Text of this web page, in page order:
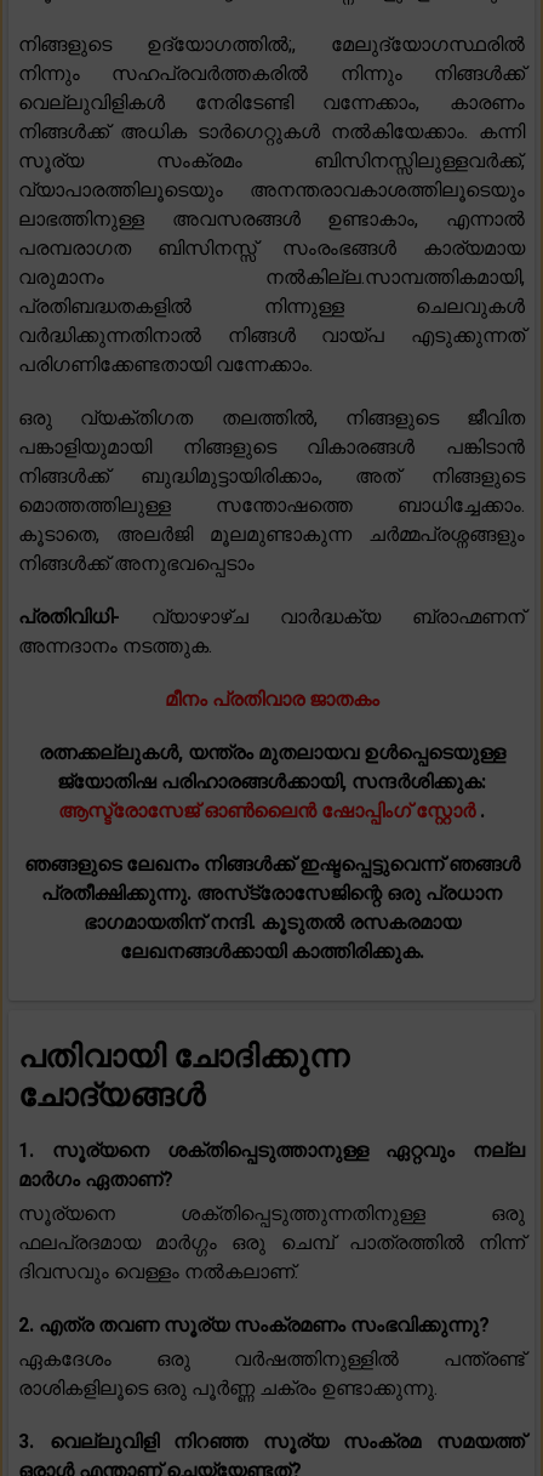
നിങ്ങളുടെ ഉദ്യോഗത്തിൽ;, മേലുദ്യോഗസ്ഥരിൽ
നിന്നും സഹപ്രവർത്തകരിൽ നിന്നും നിങ്ങൾക്ക്
വെല്ലുവിളികൾ നേരിടേണ്ടി വന്നേക്കാം, കാരണം
നിങ്ങൾക്ക് അധിക ടാർഗെറ്റുകൾ നൽകിയേക്കാം. കന്നി
സൂര്യ സംക്രമം ബിസിനസ്സിലുള്ളവർക്ക്,
വ്യാപാരത്തിലൂടെയും അനന്തരാവകാശത്തിലൂടെയും
ലാഭത്തിനുള്ള അവസരങ്ങൾ ഉണ്ടാകാം, എന്നാൽ
പരമ്പരാഗത ബിസിനസ്സ് സംരംഭങ്ങൾ കാര്യമായ
വരുമാനം നൽകില്ല.സാമ്പത്തികമായി,
പ്രതിബദ്ധതകളിൽ നിന്നുള്ള ചെലവുകൾ
വർദ്ധിക്കുന്നതിനാൽ നിങ്ങൾ വായ്പ എടുക്കുന്നത്
പരിഗണിക്കേണ്ടതായി വന്നേക്കാം.
ഒരു വ്യക്തിഗത തലത്തിൽ, നിങ്ങളുടെ ജീവിത
പങ്കാളിയുമായി നിങ്ങളുടെ വികാരങ്ങൾ പങ്കിടാൻ
നിങ്ങൾക്ക് ബുദ്ധിമുട്ടായിരിക്കാം, അത് നിങ്ങളുടെ
മൊത്തത്തിലുള്ള സന്തോഷത്തെ ബാധിച്ചേക്കാം.
കൂടാതെ, അലർജി മൂലമുണ്ടാകുന്ന ചർമ്മപ്രശ്നങ്ങളും
നിങ്ങൾക്ക് അനുഭവപ്പെടാം
പ്രതിവിധി- വ്യാഴാഴ്ച വാർദ്ധക്യ ബ്രാഹ്മണന്
അന്നദാനം നടത്തുക.
മീനം പ്രതിവാര ജാതകം
രത്നക്കല്ലുകൾ, യന്ത്രം മുതലായവ ഉൾപ്പെടെയുള്ള
ജ്യോതിഷ പരിഹാരങ്ങൾക്കായി, സന്ദർശിക്കുക:
ആസ്ട്രോസേജ് ഓൺലൈൻ ഷോപ്പിംഗ് സ്റ്റോർ .
ഞങ്ങളുടെ ലേഖനം നിങ്ങൾക്ക് ഇഷ്ടപ്പെട്ടുവെന്ന് ഞങ്ങൾ
പ്രതീക്ഷിക്കുന്നു. അസ്‌ട്രോസേജിന്റെ ഒരു പ്രധാന
ഭാഗമായതിന് നന്ദി. കൂടുതൽ രസകരമായ
ലേഖനങ്ങൾക്കായി കാത്തിരിക്കുക.
പതിവായി ചോദിക്കുന്ന
ചോദ്യങ്ങൾ
1. സൂര്യനെ ശക്തിപ്പെടുത്താനുള്ള ഏറ്റവും നല്ല
മാർഗം ഏതാണ്?
സൂര്യനെ ശക്തിപ്പെടുത്തുന്നതിനുള്ള ഒരു
ഫലപ്രദമായ മാർഗ്ഗം ഒരു ചെമ്പ് പാത്രത്തിൽ നിന്ന്
ദിവസവും വെള്ളം നൽകലാണ്.
2. എത്ര തവണ സൂര്യ സംക്രമണം സംഭവിക്കുന്നു?
ഏകദേശം ഒരു വർഷത്തിനുള്ളിൽ പന്ത്രണ്ട്
രാശികളിലൂടെ ഒരു പൂർണ്ണ ചക്രം ഉണ്ടാക്കുന്നു.
3. വെല്ലുവിളി നിറഞ്ഞ സൂര്യ സംക്രമ സമയത്ത്
ഒരാൾ എന്താണ് ചെയ്യേണ്ടത്?